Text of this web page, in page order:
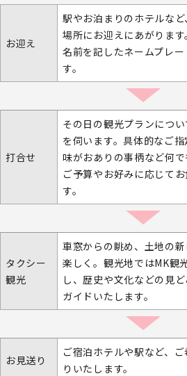
お迎え
駅やお泊まりのホテルな
場所にお迎えにあがりま
名前を記したネームプレ
す。
打合せ
その日の観光プランにつ
を伺います。具体的なご
味がおありの事柄など何で
ご予算やお好みに応じて
す。
タクシー
観光
車窓からの眺め、土地の
楽しく。観光地ではMK観
し、歴史や文化などの見
ガイドいたします。
お見送り
ご宿泊ホテルや駅など、
りいたします。